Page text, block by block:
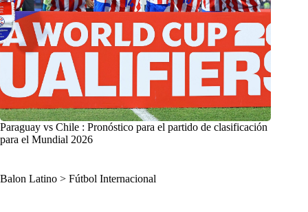
Paraguay vs Chile : Pronóstico para el partido de clasificación
para el Mundial 2026
Balon Latino > Fútbol Internacional